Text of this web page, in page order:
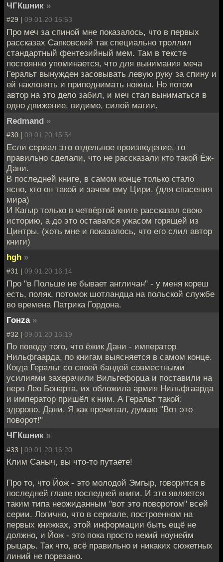
ЧГКшник »
#29 | 09.01.20 15:53
Про меч за спиной мне показалось, что в первых
рассказах Сапковский так специально троллил
стандартный фентезийный мем. Там в тексте
постоянно упоминается, что для вынимания меча
Геральт вынужден засовывать левую руку за спину и
ей наклонять и приподнимать ножны. Но потом
автор на это дело забил, и меч стал выниматься в
одно движение, видимо, силой магии.
Redmand »
#30 | 09.01.20 15:54
Если сериал это отдельное произведение, то
правильно сделали, что не рассказали кто такой Ёж-
Дани.
В последней книге, в самом конце только стало
ясно, кто он такой и зачем ему Цири. (для спасения
мира)
И Кагыр только в четвёртой книге рассказал свою
историю, а до это оставался ужасом горящей из
Цинтры. (хоть мне и показалось, что его слил автор
книги)
hgh »
#31 | 09.01.20 16:14
Про "в Польше не бывает англичан" - у меня кореш
есть, поляк, потомок шотландца на польской службе
во времена Патрика Гордона.
Гонzа »
#32 | 09.01.20 16:19
По поводу того, что ёжик Дани - император
Нильфгаарда, по книгам выясняется в самом конце.
Когда Геральт со своей бандой совместными
усилиями захерачили Вильгефорца и поставили на
перо Лео Бонарта, их обложила армия Нильфгаарда
и император пришёл к ним. А Геральт такой:
здорово, Дани. Я как прочитал, думаю "Вот это
поворот!"
ЧГКшник »
#33 | 09.01.20 16:20
Клим Саныч, вы что-то путаете!
Про то, что Йож - это молодой Эмгыр, говорится в
последней главе последней книги. И это является
таким типа неожиданным "вот это поворотом" всей
серии. Логично, что в сериале, построенном на
первых книжках, этой информации быть ещё не
должно, и Йож - это пока просто некий ноунейм
рыцарь. Так что, всё правильно и никаких сюжетных
линий не порезано.